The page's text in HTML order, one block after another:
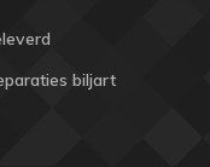
biljart